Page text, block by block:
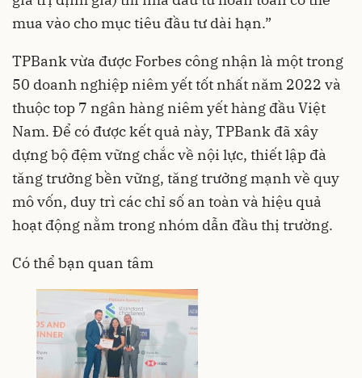
mua vào cho mục tiêu đầu tư dài hạn.”
TPBank vừa được Forbes công nhận là một trong
50 doanh nghiệp niêm yết tốt nhất năm 2022 và
thuộc top 7 ngân hàng niêm yết hàng đầu Việt
Nam. Để có được kết quả này, TPBank đã xây
dựng bộ đệm vững chắc về nội lực, thiết lập đà
tăng trưởng bền vững, tăng trưởng mạnh về quy
mô vốn, duy trì các chỉ số an toàn và hiệu quả
hoạt động nằm trong nhóm dẫn đầu thị trường.
Có thể bạn quan tâm